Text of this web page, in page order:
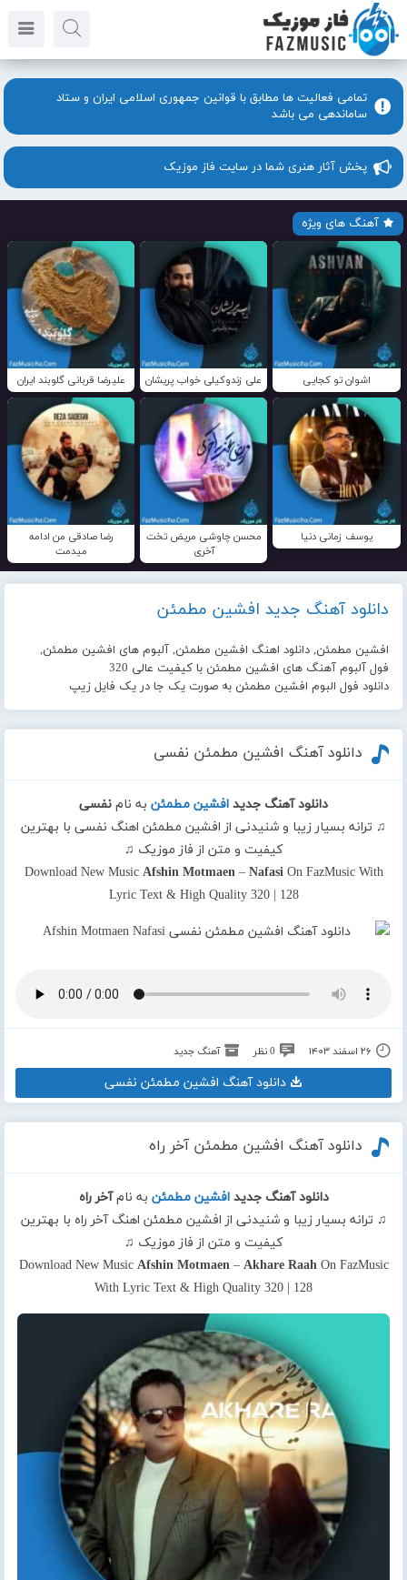
تمامی فعالیت ها مطابق با قوانین جمهوری اسلامی ایران و ستاد
ساماندهی می باشد
پخش آثار هنری شما در سایت فاز موزیک
آهنگ های ویژه
اشوان تو کجایی علی زندوکیلی خواب پریشان علیرضا قربانی گلوبند ایران
یوسف زمانی دنیا
محسن چاوشی مریض تخت
آخری
رضا صادقی من ادامه
میدمت
دانلود آهنگ جدید افشین مطمئن
افشین مطمئن, دانلود اهنگ افشین مطمئن, آلبوم های افشین مطمئن,
فول آلبوم آهنگ های افشین مطمئن با کیفیت عالی 320
دانلود فول البوم افشین مطمئن به صورت یک جا در یک فایل زیپ
دانلود آهنگ افشین مطمئن نفسی
دانلود آهنگ جدید افشین مطمئن به نام نفسی
♫ ترانه بسیار زیبا و شنیدنی از افشین مطمئن اهنگ نفسی با بهترین
کیفیت و متن از فاز موزیک ♫
Download New Music Afshin Motmaen– NafasiOn FazMusic With
Lyric Text & High Quality 320 | 128
۲۶ اسفند ۱۴۰۳ 0 نظر آهنگ جدید
دانلود آهنگ افشین مطمئن نفسی
دانلود آهنگ افشین مطمئن آخر راه
دانلود آهنگ جدید افشین مطمئن به نامآخر راه
♫ ترانه بسیار زیبا و شنیدنی از افشین مطمئن اهنگ آخر راه با بهترین
کیفیت و متن از فاز موزیک ♫
Download New Music Afshin Motmaen– Akhare RaahOn FazMusic
With Lyric Text & High Quality 320 | 128